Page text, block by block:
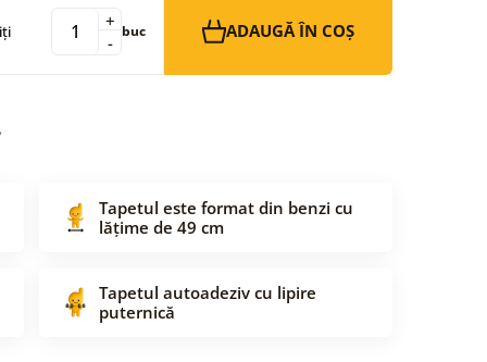
-
+ buc ADAUGĂ ÎN COȘ
Tapetul este format din benzi cu
lățime de 49 cm
Tapetul autoadeziv cu lipire
puternică